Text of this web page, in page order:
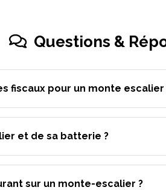
Questions &
fiscaux pour un monte escalier
et de sa batterie ?
sur un monte-escalier ?